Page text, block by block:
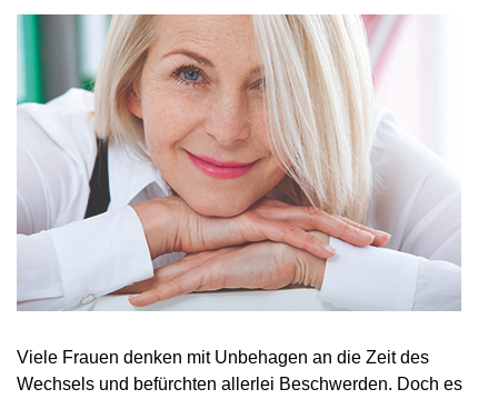
Viele Frauen denken mit Unbehagen an die Zeit des
Wechsels und befürchten allerlei Beschwerden. Doch es